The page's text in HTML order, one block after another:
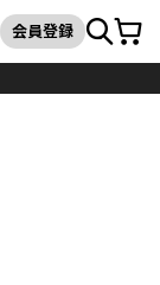
検索
会員登録カート